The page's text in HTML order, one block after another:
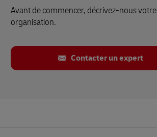
Avant de commencer, décrivez-nous votre
organisation.
Contacter un expert